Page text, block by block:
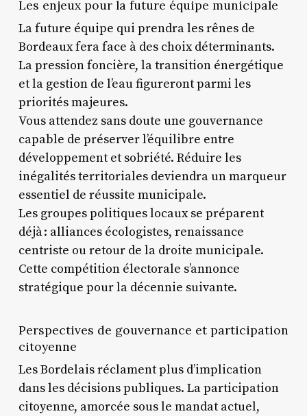
Les enjeux pour la future équipe municipale
La future équipe qui prendra les rênes de
Bordeaux fera face à des choix déterminants.
La pression foncière, la transition énergétique
et la gestion de l’eau figureront parmi les
priorités majeures.
Vous attendez sans doute une gouvernance
capable de préserver l’équilibre entre
développement et sobriété. Réduire les
inégalités territoriales deviendra un marqueur
essentiel de réussite municipale.
Les groupes politiques locaux se préparent
déjà : alliances écologistes, renaissance
centriste ou retour de la droite municipale.
Cette compétition électorale s’annonce
stratégique pour la décennie suivante.
Perspectives de gouvernance et participation
citoyenne
Les Bordelais réclament plus d’implication
dans les décisions publiques. La participation
citoyenne, amorcée sous le mandat actuel,